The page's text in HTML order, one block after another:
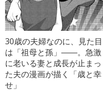
30歳の夫婦なのに、見た目
は「祖母と孫」――。急激
に老いる妻と成長が止まっ
た夫の漫画が描く「歳と幸
せ」